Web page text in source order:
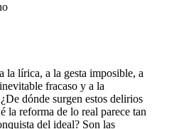
la lírica, a la gesta imposible, a
fracaso y a la
dónde surgen estos delirios
la reforma de lo real parece tan
del ideal? Son las